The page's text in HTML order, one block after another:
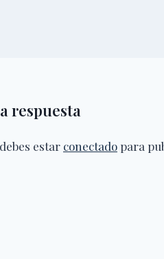
respuesta
estar conectado para